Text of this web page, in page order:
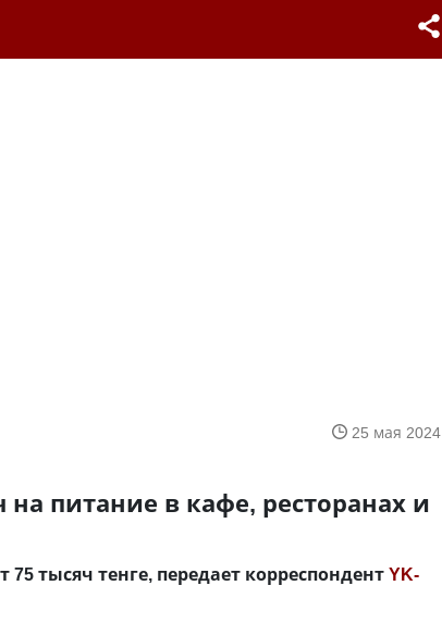
25 мая 2024
питание в кафе, ресторанах и
тысяч тенге, передает корреспондентYK-